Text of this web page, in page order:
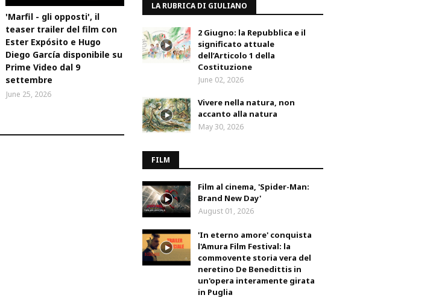
'Marfil - gli opposti', il
teaser trailer del film con
Ester Expósito e Hugo
Diego García disponibile su
Prime Video dal 9
settembre
June 25, 2026
LA RUBRICA DI GIULIANO
2 Giugno: la Repubblica e il
significato attuale
dell’Articolo 1 della
Costituzione
June 02, 2026
Vivere nella natura, non
accanto alla natura
May 30, 2026
FILM
Film al cinema, 'Spider-Man:
Brand New Day'
August 01, 2026
'In eterno amore' conquista
l'Amura Film Festival: la
commovente storia vera del
neretino De Benedittis in
un'opera interamente girata
in Puglia